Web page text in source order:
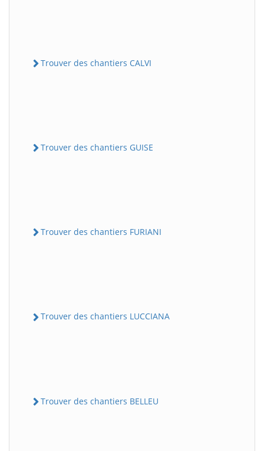
Trouver des chantiers CALVI
Trouver des chantiers GUISE
Trouver des chantiers FURIANI
Trouver des chantiers LUCCIANA
Trouver des chantiers BELLEU